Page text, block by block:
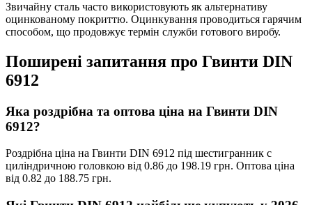
Звичайну сталь часто використовують як альтернативу
оцинкованому покриттю. Оцинкування проводиться гарячим
способом, що продовжує термін служби готового виробу.
Поширені запитання про Гвинти DIN
6912
Яка роздрібна та оптова ціна на Гвинти DIN
6912?
Роздрібна ціна на Гвинти DIN 6912 під шестигранник c
циліндричною головкою від 0.86 до 198.19 грн. Оптова ціна
від 0.82 до 188.75 грн.